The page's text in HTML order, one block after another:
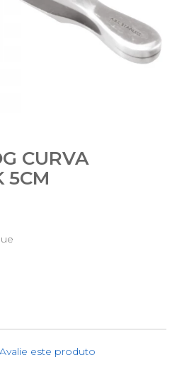
CURVA
5CM
Avalie este produto